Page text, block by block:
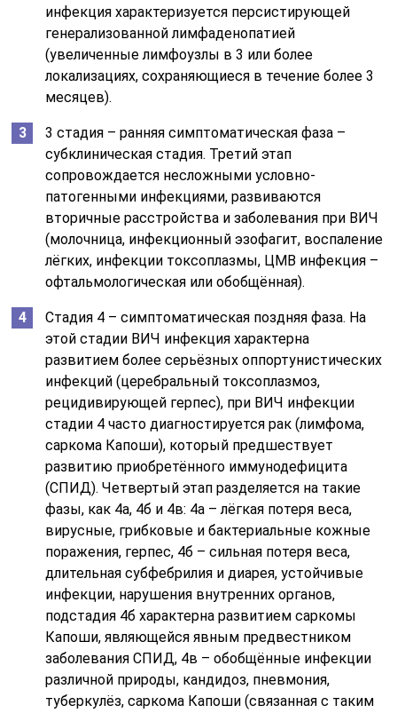
инфекция характеризуется персистирующей
генерализованной лимфаденопатией
(увеличенные лимфоузлы в 3 или более
локализациях, сохраняющиеся в течение более 3
месяцев).
3 стадия – ранняя симптоматическая фаза –
субклиническая стадия. Третий этап
сопровождается несложными условно-
патогенными инфекциями, развиваются
вторичные расстройства и заболевания при ВИЧ
(молочница, инфекционный эзофагит, воспаление
лёгких, инфекции токсоплазмы, ЦМВ инфекция –
офтальмологическая или обобщённая).
Стадия 4 – симптоматическая поздняя фаза. На
этой стадии ВИЧ инфекция характерна
развитием более серьёзных оппортунистических
инфекций (церебральный токсоплазмоз,
рецидивирующей герпес), при ВИЧ инфекции
стадии 4 часто диагностируется рак (лимфома,
саркома Капоши), который предшествует
развитию приобретённого иммунодефицита
(СПИД). Четвертый этап разделяется на такие
фазы, как 4а, 4б и 4в: 4а – лёгкая потеря веса,
вирусные, грибковые и бактериальные кожные
поражения, герпес, 4б – сильная потеря веса,
длительная субфебрилия и диарея, устойчивые
инфекции, нарушения внутренних органов,
подстадия 4б характерна развитием саркомы
Капоши, являющейся явным предвестником
заболевания СПИД, 4в – обобщённые инфекции
различной природы, кандидоз, пневмония,
туберкулёз, саркома Капоши (связанная с таким